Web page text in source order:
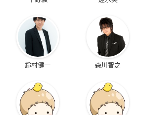
鈴村健一 森川智之